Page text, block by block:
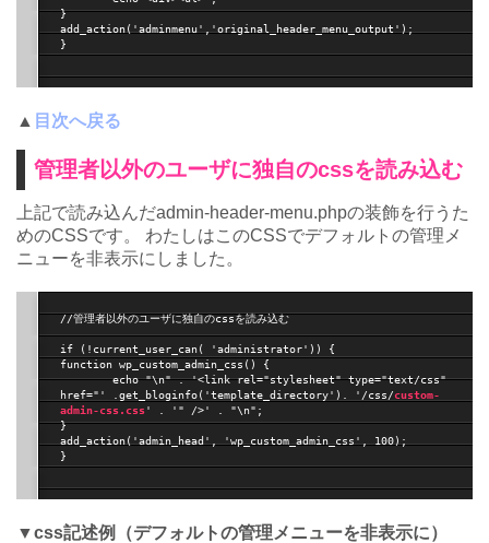
}
add_action('adminmenu','original_header_menu_output');
}
▲ 目次へ戻る
管理者以外のユーザに独自のcssを読み込む
上記で読み込んだadmin-header-menu.phpの装飾を行うた
めのCSSです。 わたしはこのCSSでデフォルトの管理メ
ニューを非表示にしました。
//管理者以外のユーザに独自のcssを読み込む
if (!current_user_can( 'administrator')) {
function wp_custom_admin_css() {
	echo "\n" . '<link rel="stylesheet" type="text/css"
href="' .get_bloginfo('template_directory'). '/css/custom-
admin-css.css' . '" />' . "\n";
}
add_action('admin_head', 'wp_custom_admin_css', 100);
}
▼css記述例（デフォルトの管理メニューを非表示に）